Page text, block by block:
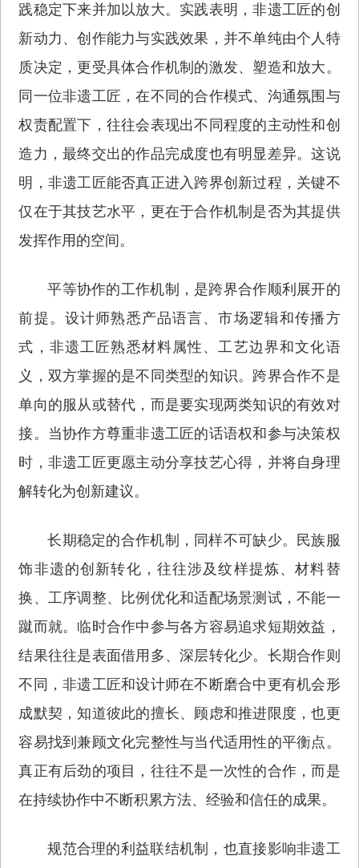
践稳定下来并加以放大。实践表明，非遗工匠的创
新动力、创作能力与实践效果，并不单纯由个人特
质决定，更受具体合作机制的激发、塑造和放大。
同一位非遗工匠，在不同的合作模式、沟通氛围与
权责配置下，往往会表现出不同程度的主动性和创
造力，最终交出的作品完成度也有明显差异。这说
明，非遗工匠能否真正进入跨界创新过程，关键不
仅在于其技艺水平，更在于合作机制是否为其提供
发挥作用的空间。
平等协作的工作机制，是跨界合作顺利展开的
前提。设计师熟悉产品语言、市场逻辑和传播方
式，非遗工匠熟悉材料属性、工艺边界和文化语
义，双方掌握的是不同类型的知识。跨界合作不是
单向的服从或替代，而是要实现两类知识的有效对
接。当协作方尊重非遗工匠的话语权和参与决策权
时，非遗工匠更愿主动分享技艺心得，并将自身理
解转化为创新建议。
长期稳定的合作机制，同样不可缺少。民族服
饰非遗的创新转化，往往涉及纹样提炼、材料替
换、工序调整、比例优化和适配场景测试，不能一
蹴而就。临时合作中参与各方容易追求短期效益，
结果往往是表面借用多、深层转化少。长期合作则
不同，非遗工匠和设计师在不断磨合中更有机会形
成默契，知道彼此的擅长、顾虑和推进限度，也更
容易找到兼顾文化完整性与当代适用性的平衡点。
真正有后劲的项目，往往不是一次性的合作，而是
在持续协作中不断积累方法、经验和信任的成果。
规范合理的利益联结机制，也直接影响非遗工